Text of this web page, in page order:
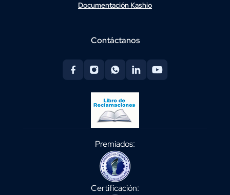
Documentación Kashio
Contáctanos
Premiados:
Certificación: